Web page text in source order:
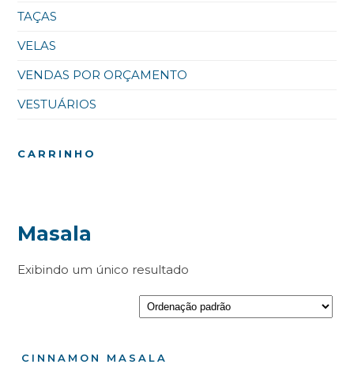
TAÇAS
VELAS
VENDAS POR ORÇAMENTO
VESTUÁRIOS
CARRINHO
Masala
Exibindo um único resultado
CINNAMON MASALA